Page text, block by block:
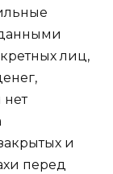
лиц,
нет
и
перед